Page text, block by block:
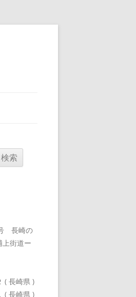
長崎の
街道ー
( 長崎県 )
( 長崎県 )